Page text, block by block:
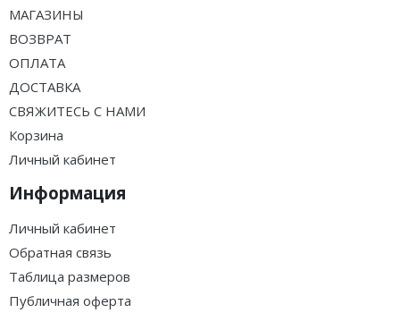
МАГАЗИНЫ
ВОЗВРАТ
ОПЛАТА
ДОСТАВКА
СВЯЖИТЕСЬ С НАМИ
Корзина
Личный кабинет
Информация
Личный кабинет
Обратная связь
Таблица размеров
Публичная оферта